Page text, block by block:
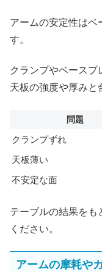
アームの安定性はベ
す。
クランプやベースプ
天板の強度や厚みと
問題
クランプずれ
天板薄い
不安定な面
テーブルの結果をも
ください。
アームの摩耗や